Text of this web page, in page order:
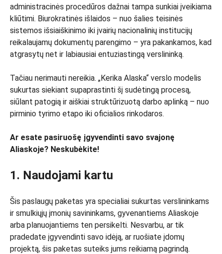
administracinės procedūros dažnai tampa sunkiai įveikiama
kliūtimi. Biurokratinės išlaidos – nuo šalies teisinės
sistemos išsiaiškinimo iki įvairių nacionalinių institucijų
reikalaujamų dokumentų parengimo – yra pakankamos, kad
atgrasytų net ir labiausiai entuziastingą verslininką.
Tačiau nerimauti nereikia. „Kerika Alaska“ verslo modelis
sukurtas siekiant supaprastinti šį sudėtingą procesą,
siūlant patogią ir aiškiai struktūrizuotą darbo aplinką – nuo
pirminio tyrimo etapo iki oficialios rinkodaros.
Ar esate pasiruošę įgyvendinti savo svajonę
Aliaskoje? Neskubėkite!
1. Naudojami kartu
Šis paslaugų paketas yra specialiai sukurtas verslininkams
ir smulkiųjų įmonių savininkams, gyvenantiems Aliaskoje
arba planuojantiems ten persikelti. Nesvarbu, ar tik
pradedate įgyvendinti savo idėją, ar ruošiate įdomų
projektą, šis paketas suteiks jums reikiamą pagrindą.